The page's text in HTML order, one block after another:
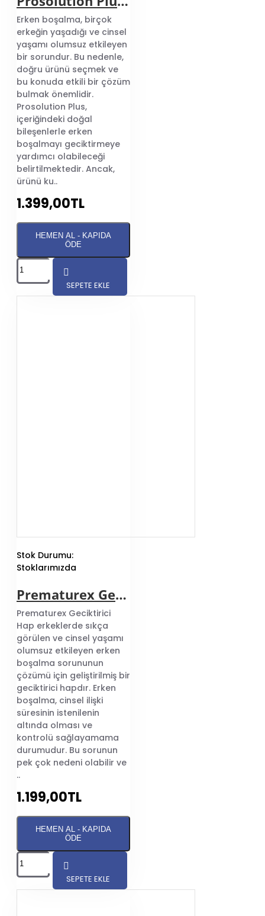
Erken boşalma, birçok
erkeğin yaşadığı ve cinsel
yaşamı olumsuz etkileyen
bir sorundur. Bu nedenle,
doğru ürünü seçmek ve
bu konuda etkili bir çözüm
bulmak önemlidir.
Prosolution Plus,
içeriğindeki doğal
bileşenlerle erken
boşalmayı geciktirmeye
yardımcı olabileceği
belirtilmektedir. Ancak,
ürünü ku..
1.399,00TL
HEMEN AL - KAPIDA
ÖDE
SEPETE EKLE
Stok Durumu:
Stoklarımızda
Prematurex Geciktirici Hap
Prematurex Geciktirici
Hap erkeklerde sıkça
görülen ve cinsel yaşamı
olumsuz etkileyen erken
boşalma sorununun
çözümü için geliştirilmiş bir
geciktirici hapdır. Erken
boşalma, cinsel ilişki
süresinin istenilenin
altında olması ve
kontrolü sağlayamama
durumudur. Bu sorunun
pek çok nedeni olabilir ve
..
1.199,00TL
HEMEN AL - KAPIDA
ÖDE
SEPETE EKLE